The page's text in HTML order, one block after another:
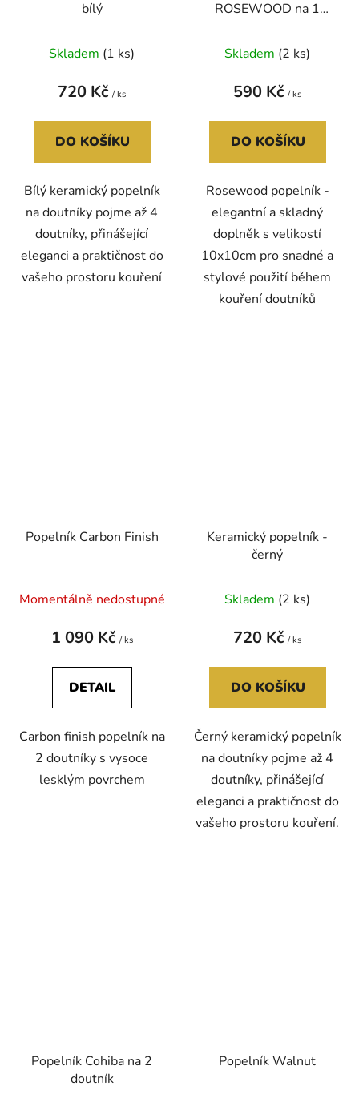
bílý
Skladem (1 ks)
720 Kč / ks
DO KOŠÍKU
Bílý keramický popelník
na doutníky pojme až 4
doutníky, přinášející
eleganci a praktičnost do
vašeho prostoru kouření
ROSEWOOD na 1
Skladem (2 ks)
590 Kč / ks
DO KOŠÍKU
Rosewood popelník -
elegantní a skladný
doplněk s velikostí
10x10cm pro snadné a
stylové použití během
kouření doutníků
Popelník Carbon Finish
Momentálně nedostupné
1 090 Kč / ks
DETAIL
Carbon finish popelník na
2 doutníky s vysoce
lesklým povrchem
Keramický popelník -
černý
Skladem (2 ks)
720 Kč / ks
DO KOŠÍKU
Černý keramický popelník
na doutníky pojme až 4
doutníky, přinášející
eleganci a praktičnost do
vašeho prostoru kouření.
Popelník Cohiba na 2
doutník
Popelník Walnut